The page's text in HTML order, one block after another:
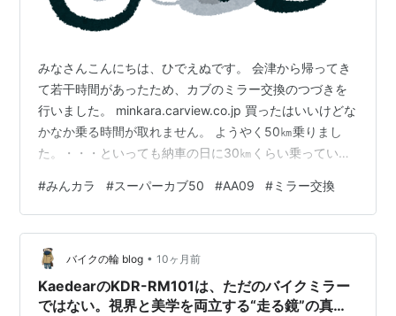
みなさんこんにちは、ひでえぬです。 会津から帰ってき
て若干時間があったため、カブのミラー交換のつづきを
行いました。 minkara.carview.co.jp 買ったはいいけどな
かなか乗る時間が取れません。 ようやく50㎞乗りまし
た。・・・といっても納車の日に30㎞くらい乗っている
取れそうです。 今日は帰宅したら福井に行く準備（荷づ
くり）を始めたいと思います。 では、また。
#みんカラ #スーパーカブ50 #AA09 #ミラー交換
バイクの輪 blog • 10ヶ月前
KaedearのKDR-RM101は、ただのバイクミラー
ではない。視界と美学を両立する“走る鏡”の真価